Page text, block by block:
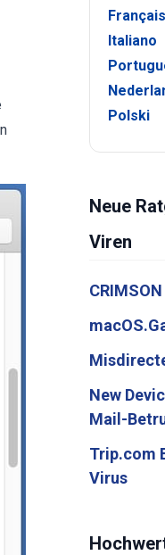
Français
Italiano
Polski
Neue
Viren
New
Mail-
Trip.com
Virus